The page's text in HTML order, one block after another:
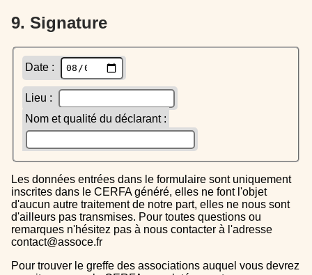
9. Signature
Date :
Lieu :
Nom et qualité du déclarant :
Les données entrées dans le formulaire sont uniquement
inscrites dans le CERFA généré, elles ne font l'objet
d'aucun autre traitement de notre part, elles ne nous sont
d'ailleurs pas transmises. Pour toutes questions ou
remarques n'hésitez pas à nous contacter à l'adresse
contact@assoce.fr
Pour trouver le greffe des associations auquel vous devrez